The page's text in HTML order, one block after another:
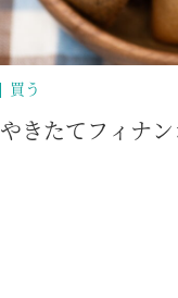
買う
市川製茶湯の花